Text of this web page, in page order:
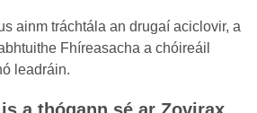
ainm tráchtála an drugaí aciclovir, a
Fhíreasacha a chóireáil
leadráin.